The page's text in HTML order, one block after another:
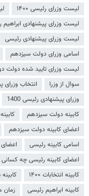
لیست وزرای رئیسی ۱۴۰۰
لیست وزرای پیشنهادی ابراهیم
لیست وزرای پیشنهادی رئیسی
اسامی وزرای دولت سیزدهم
لیست وزرای تایید شده دولت
سوال از وزرا
انتخاب وزرای
وزرای پیشنهادی رئیسی 1400
کابینه دولت سیزدهم
اعضای کابینه دولت سیزدهم
اسامی کابینه رئیسی
اعضای
اعضای کابینه رئیسی چه
کابینه انتخابات ۱۴۰۰
کابینه ابراهیم رئیسی
زمان